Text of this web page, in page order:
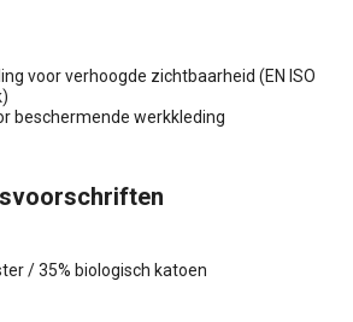
voor verhoogde zichtbaarheid (EN ISO
beschermende werkkleding
/ 35% biologisch katoen